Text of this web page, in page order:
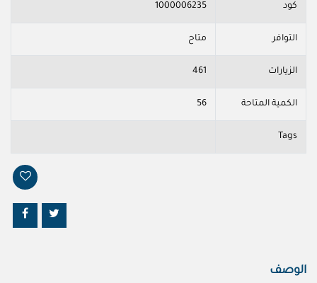
كود 1000006235
التوافر متاح
الزيارات 461
الكمية المتاحة 56
Tags
الوصف